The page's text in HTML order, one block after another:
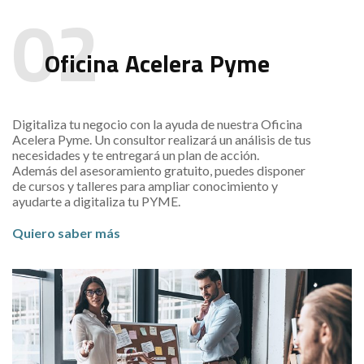
Oficina Acelera Pyme
Digitaliza tu negocio con la ayuda de nuestra Oficina
Acelera Pyme. Un consultor realizará un análisis de tus
necesidades y te entregará un plan de acción.
Además del asesoramiento gratuito, puedes disponer
de cursos y talleres para ampliar conocimiento y
ayudarte a digitaliza tu PYME.
Quiero saber más